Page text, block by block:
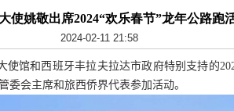
使姚敬出席2024“欢乐春节”龙年公路跑
2024-02-11 21:58
使馆和西班牙丰拉夫拉达市政府特别支持的
会主席和旅西侨界代表参加活动。